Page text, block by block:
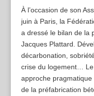
À l’occasion de son
juin à Paris, la
a dressé le bilan de la
Jacques Plattard.
décarbonation,
crise du logement…
approche
de la préfabrication